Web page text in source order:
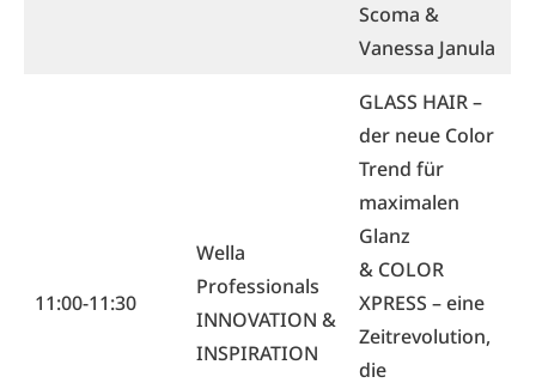
Scoma &
Vanessa Janula
11:00-11:30
Wella
Professionals
INNOVATION &
INSPIRATION
GLASS HAIR –
der neue Color
Trend für
maximalen
Glanz
& COLOR
XPRESS – eine
Zeitrevolution,
die